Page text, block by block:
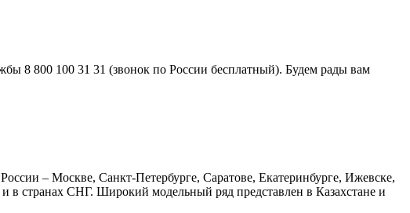
8 800 100 31 31 (звонок по России бесплатный). Будем рады вам
– Москве, Санкт-Петербурге, Саратове, Екатеринбурге, Ижевске,
странах СНГ. Широкий модельный ряд представлен в Казахстане и